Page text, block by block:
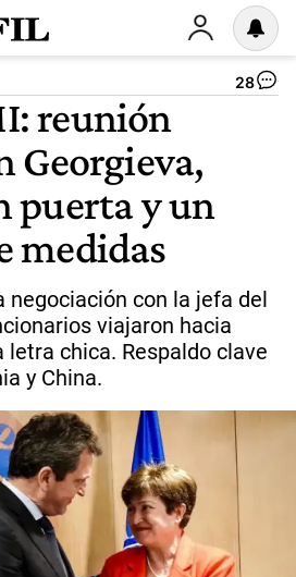
28
reunión
Georgieva,
puerta y un
medidas
con la jefa del
viajaron hacia
letra chica. Respaldo clave
y China.